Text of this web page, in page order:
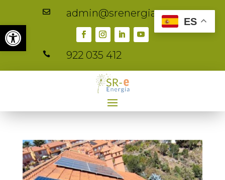
Abrir barra de herramientas
 admin@srenergia.es
 922 035 412
ES